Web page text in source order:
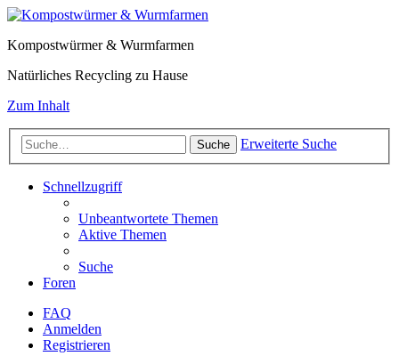
Kompostwürmer & Wurmfarmen
Natürliches Recycling zu Hause
Zum Inhalt
Suche Erweiterte Suche
Schnellzugriff
Unbeantwortete Themen
Aktive Themen
Suche
Foren
FAQ
Anmelden
Registrieren